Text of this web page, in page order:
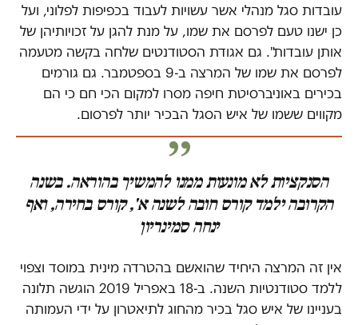
עובדות סגל מנהלי אשר עשויות לעבוד בכפיפות לפלוני, ועל
כן ישנו טעם לפרסם את שמו, על מנת להגן על זכויותיהן של
אותן עובדות". גם אגודת הסטודנטים שלחה בקשה מטעמה
לפרסם את שמו של המרצה ב-9 בספטמבר. גם גורמים
בכירים באוניברסיטת חיפה מסרו למקום הכי חם כי הם
מקווים ששמו של איש הסגל הבכיר יותר לפרסום.
הסנקציות לא מונעות ממנו להמשיך בהוראה. בשנה
הקרובה ילמד קורס חובה לשנה א', קורס בחירה, ואף
ינחה סמינריון
אין זה המרצה היחיד שהואשם בהטרדה מינית במוסד וצפוי
ללמד סטודנטיות השנה. ב-18 באפריל 2019 הוגשה תלונה
בעניינו של איש סגל בכיר מהחוג לתיאטרון על ידי העמותה